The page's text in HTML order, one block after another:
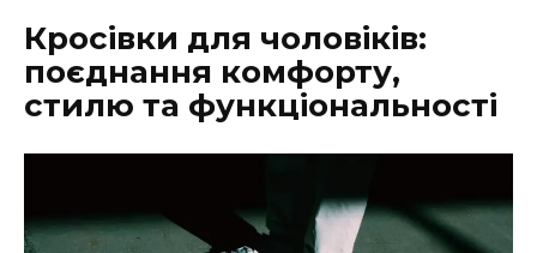
Кросівки для чоловіків:
поєднання комфорту,
стилю та функціональності